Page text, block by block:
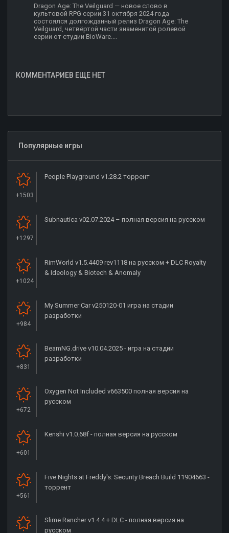
Dragon Age: The Veilguard — новое слово в
культовой RPG серии 31 октября 2024 года
состоялся долгожданный релиз Dragon Age: The
Veilguard, четвёртой части знаменитой ролевой
серии от студии BioWare....
КОММЕНТАРИЕВ ЕЩЕ НЕТ
Популярные игры
+1503
People Playground v1.28.2 торрент
+1297
Subnautica v02.07.2024 – полная версия на русском
+1024
RimWorld v1.5.4409 rev1118 на русском + DLC Royalty
& Ideology & Biotech & Anomaly
+984
My Summer Car v250120-01 игра на стадии
разработки
+831
BeamNG.drive v10.04.2025 - игра на стадии
разработки
+672
Oxygen Not Included v663500 полная версия на
русском
+601
Kenshi v1.0.68f - полная версия на русском
+561
Five Nights at Freddy's: Security Breach Build 11904663 -
торрент
Slime Rancher v1.4.4 + DLC - полная версия на
русском